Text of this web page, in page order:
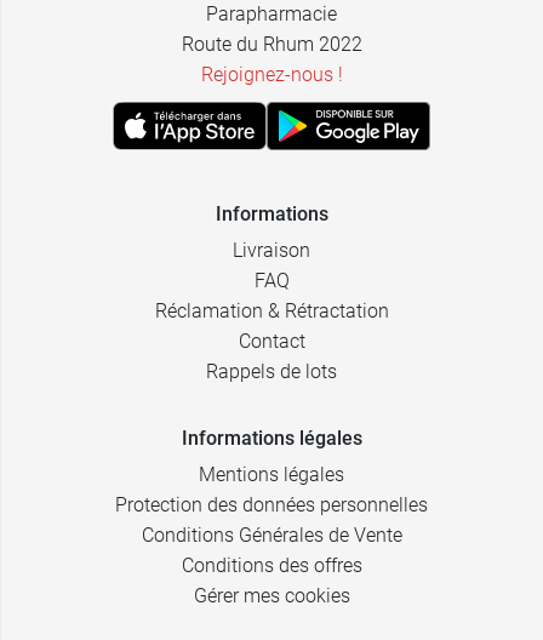
Parapharmacie
Route du Rhum 2022
Rejoignez-nous !
Informations
Livraison
FAQ
Réclamation & Rétractation
Contact
Rappels de lots
Informations légales
Mentions légales
Protection des données personnelles
Conditions Générales de Vente
Conditions des offres
Gérer mes cookies